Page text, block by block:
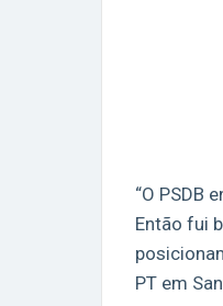
“O PSDB
Então fui
PT em